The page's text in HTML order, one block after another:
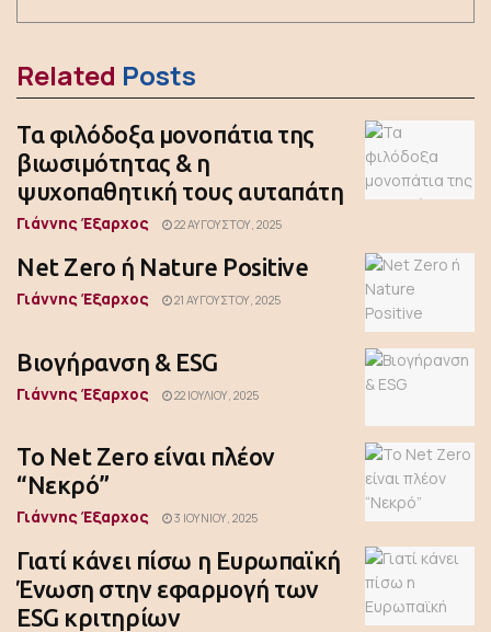
Related Posts
Τα φιλόδοξα μονοπάτια της
βιωσιμότητας & η
ψυχοπαθητική τους αυταπάτη
Γιάννης Έξαρχος 22 ΑΥΓΟΎΣΤΟΥ, 2025
Net Zero ή Nature Positive
Γιάννης Έξαρχος 21 ΑΥΓΟΎΣΤΟΥ, 2025
Βιογήρανση & ESG
Γιάννης Έξαρχος 22 ΙΟΥΛΊΟΥ, 2025
Το Net Zero είναι πλέον
“Νεκρό”
Γιάννης Έξαρχος 3 ΙΟΥΝΊΟΥ, 2025
Γιατί κάνει πίσω η Ευρωπαϊκή
Ένωση στην εφαρμογή των
ESG κριτηρίων